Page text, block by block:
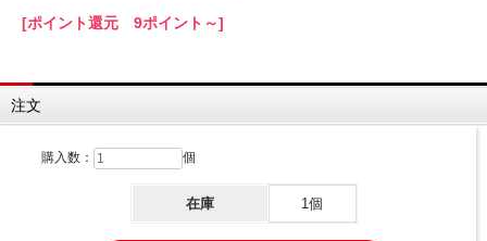
[ポイント還元 9ポイント～]
注文
購入数： 個
在庫 1個